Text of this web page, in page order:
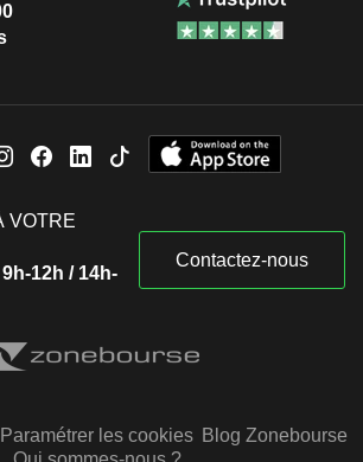
VOTRE
12h / 14h-
Contactez-nous
Paramétrer les cookies Blog Zonebourse